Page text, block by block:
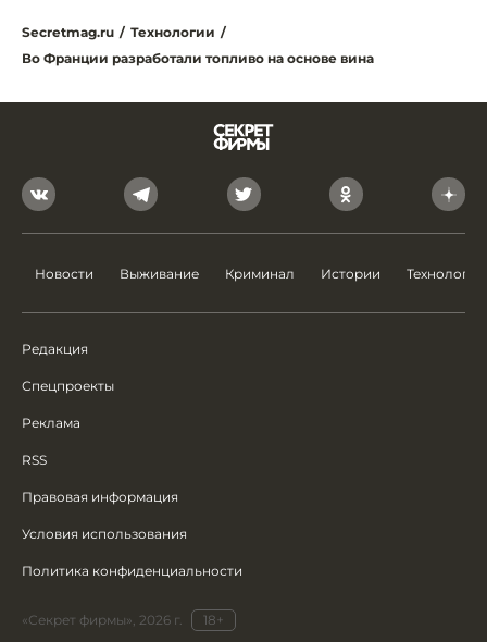
Secretmag.ru / Технологии /
Во Франции разработали топливо на основе вина
Новости Выживание Криминал Истории Технологии
Редакция
Спецпроекты
Реклама
RSS
Правовая информация
Условия использования
Политика конфиденциальности
«Секрет фирмы», 2026 г.
18+